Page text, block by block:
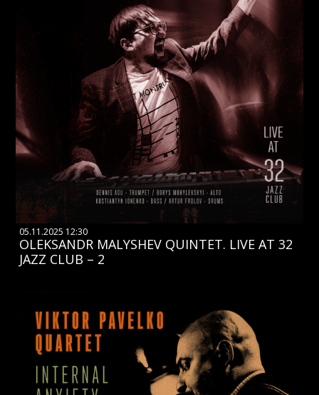
05.11.2025 12:30
OLEKSANDR MALYSHEV QUINTET. LIVE AT 32
JAZZ CLUB – 2